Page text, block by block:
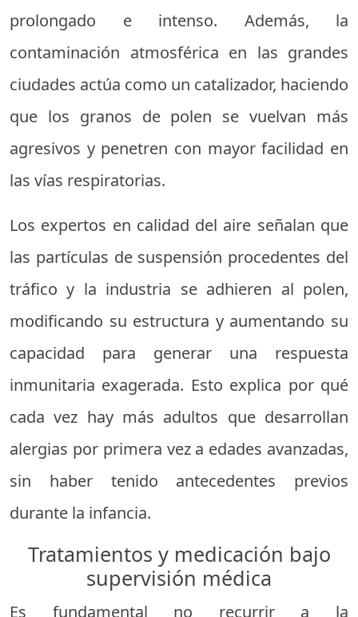
prolongado e intenso. Además, la
contaminación atmosférica en las grandes
ciudades actúa como un catalizador, haciendo
que los granos de polen se vuelvan más
agresivos y penetren con mayor facilidad en
las vías respiratorias.
Los expertos en calidad del aire señalan que
las partículas de suspensión procedentes del
tráfico y la industria se adhieren al polen,
modificando su estructura y aumentando su
capacidad para generar una respuesta
inmunitaria exagerada. Esto explica por qué
cada vez hay más adultos que desarrollan
alergias por primera vez a edades avanzadas,
sin haber tenido antecedentes previos
durante la infancia.
Tratamientos y medicación bajo
supervisión médica
Es fundamental no recurrir a la